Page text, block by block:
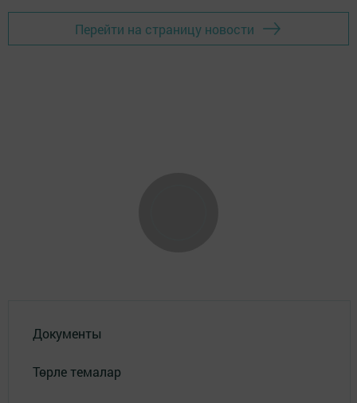
Перейти на страницу новости
Документы
Төрле темалар